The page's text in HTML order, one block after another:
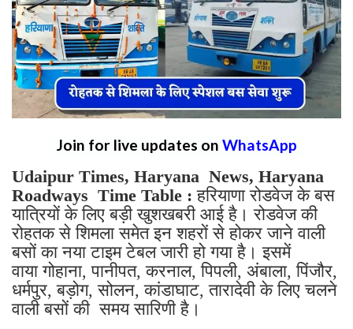
Join for live updates on WhatsApp
Udaipur Times, Haryana News, Haryana
Roadways Time Table : हरियाणा रोडवेज के बस
यात्रियों के लिए बड़ी खुशखबरी आई है। रोडवेज की
रोहतक से शिमला समेत इन शहरों से होकर जाने वाली
बसों का नया टाइम टेबल जारी हो गया है। इसमें
वाया गोहाना, पानीपत, करनाल, पिपली, अंबाला, पिंजौर,
धर्मपुर, बड़ोग, सोलन, कांडाघाट, तारादेवी के लिए चलने
वाली बसों की समय सारिणी है।